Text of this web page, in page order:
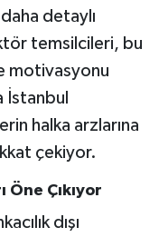
detaylı
temsilcileri, bu
motivasyonu
İstanbul
halka arzlarına
çekiyor.
Çıkıyor
dışı